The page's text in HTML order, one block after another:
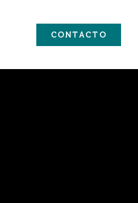
CONTACTO